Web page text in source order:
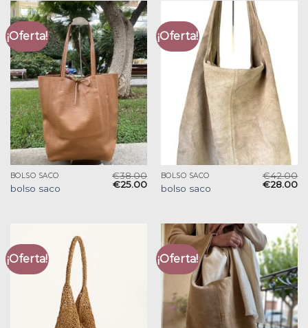
¡Oferta!
BOLSO SACO
bolso saco
€38.00
€25.00
¡Oferta!
BOLSO SACO
bolso saco
€42.00
€28.00
¡Oferta! ¡Oferta!